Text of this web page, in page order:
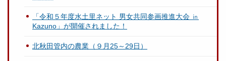
「令和５年度水土里ネット 男女共同参画推進大会 ㏌
Kazuno」が開催されました！
北秋田管内の農業（９月25～29日）